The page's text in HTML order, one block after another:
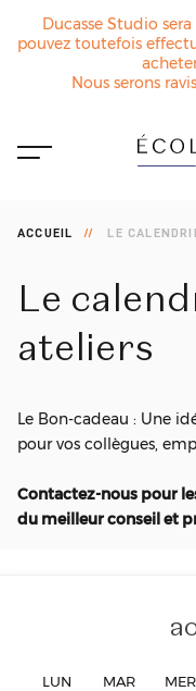
Ducasse Studio
pouvez toutefois
Nous serons
ACCUEIL LE
Le
ateliers
Le Bon-cadeau : Une
pour vos collègues,
Contactez-nous pour
du meilleur conseil et
LUN MAR MER